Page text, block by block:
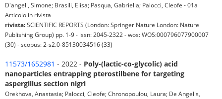
D'angeli, Simone; Brasili, Elisa; Pasqua, Gabriella; Palocci, Cleofe - 01a
Articolo in rivista
rivista:SCIENTIFIC REPORTS (London: Springer Nature London: Nature
Publishing Group) pp. 1-9 - issn: 2045-2322 - wos: WOS:000796077900007
(30) - scopus: 2-s2.0-85130034516 (33)
11573/1652981 - 2022 - Poly-(lactic-co-glycolic) acid
nanoparticles entrapping pterostilbene for targeting
aspergillus section nigri
Orekhova, Anastasia; Palocci, Cleofe; Chronopoulou, Laura; De Angelis,